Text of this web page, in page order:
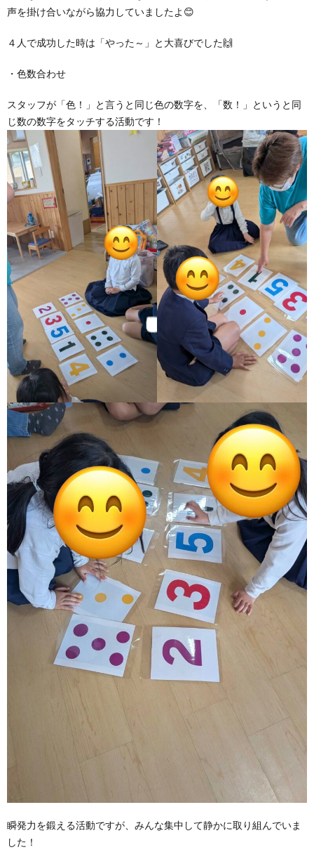
声を掛け合いながら協力していましたよ😊
４人で成功した時は「やった～」と大喜びでした🙌
・色数合わせ
スタッフが「色！」と言うと同じ色の数字を、「数！」というと同
じ数の数字をタッチする活動です！
瞬発力を鍛える活動ですが、みんな集中して静かに取り組んでいま
した！